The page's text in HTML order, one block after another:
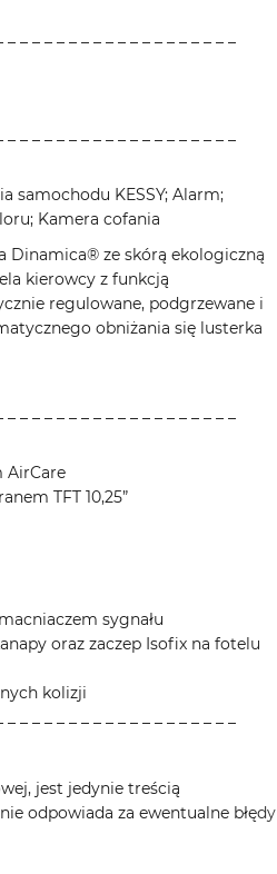
samochodu KESSY; Alarm;
Kamera cofania
Dinamica® ze skórą ekologiczną
kierowcy z funkcją
regulowane, podgrzewane i
obniżania się lusterka
AirCare
TFT 10,25”
sygnału
oraz zaczep Isofix na fotelu
kolizji
jest jedynie treścią
odpowiada za ewentualne błędy